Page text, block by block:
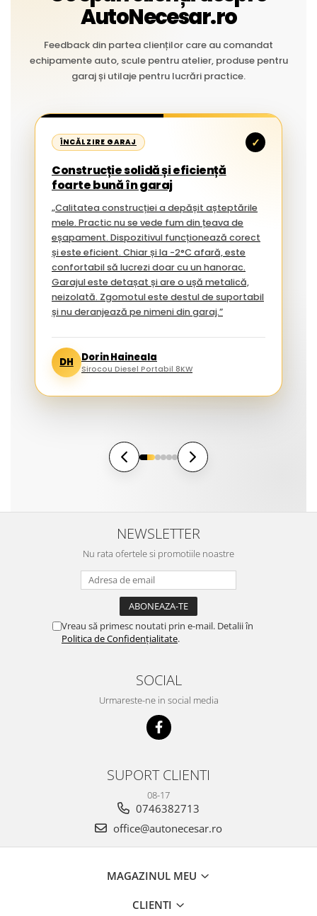
AutoNecesar.ro
Feedback din partea clienților care au comandat
echipamente auto, scule pentru atelier, produse pentru
garaj și utilaje pentru lucrări practice.
ÎNCĂLZIRE GARAJ ✓
Construcție solidă și eficiență
foarte bună în garaj
„Calitatea construcției a depășit așteptările
mele. Practic nu se vede fum din țeava de
eșapament. Dispozitivul funcționează corect
și este eficient. Chiar și la -2°C afară, este
confortabil să lucrezi doar cu un hanorac.
Garajul este detașat și are o ușă metalică,
neizolată. Zgomotul este destul de suportabil
și nu deranjează pe nimeni din garaj.”
DH Dorin Haineala
Sirocou Diesel Portabil 8KW
NEWSLETTER
Nu rata ofertele si promotiile noastre
Vreau să primesc noutati prin e-mail. Detalii în
Politica de Confidențialitate.
SOCIAL
Urmareste-ne in social media
SUPORT CLIENTI
08-17
0746382713
office@autonecesar.ro
MAGAZINUL MEU
CLIENTI